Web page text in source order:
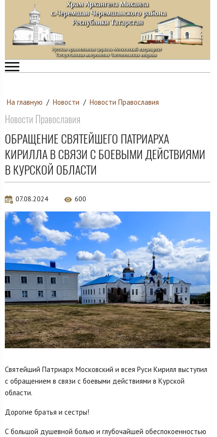
На главную / Новости / Новости Православия
Новости Православия
ОБРАЩЕНИЕ СВЯТЕЙШЕГО ПАТРИАРХА
КИРИЛЛА В СВЯЗИ С БОЕВЫМИ ДЕЙСТВИЯМИ
В КУРСКОЙ ОБЛАСТИ
07.08.2024 600
Святейший Патриарх Московский и всея Руси Кирилл выступил
с обращением в связи с боевыми действиями в Курской
области.
Дорогие братья и сестры!
С большой душевной болью и глубочайшей обеспокоенностью